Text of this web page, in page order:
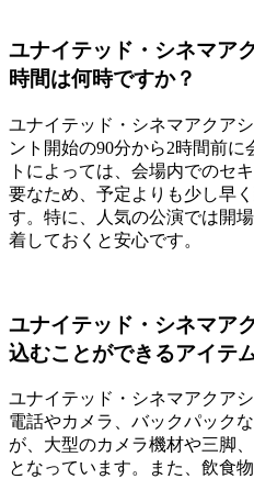
ユナイテッド・シネマア
時間は何時ですか？
ユナイテッド・シネマアクア
ント開始の90分から2時間前
トによっては、会場内でのセ
要なため、予定よりも少し早
す。特に、人気の公演では開
着しておくと安心です。
ユナイテッド・シネマア
込むことができるアイテ
ユナイテッド・シネマアクア
電話やカメラ、バックパック
が、大型のカメラ機材や三脚
となっています。また、飲食